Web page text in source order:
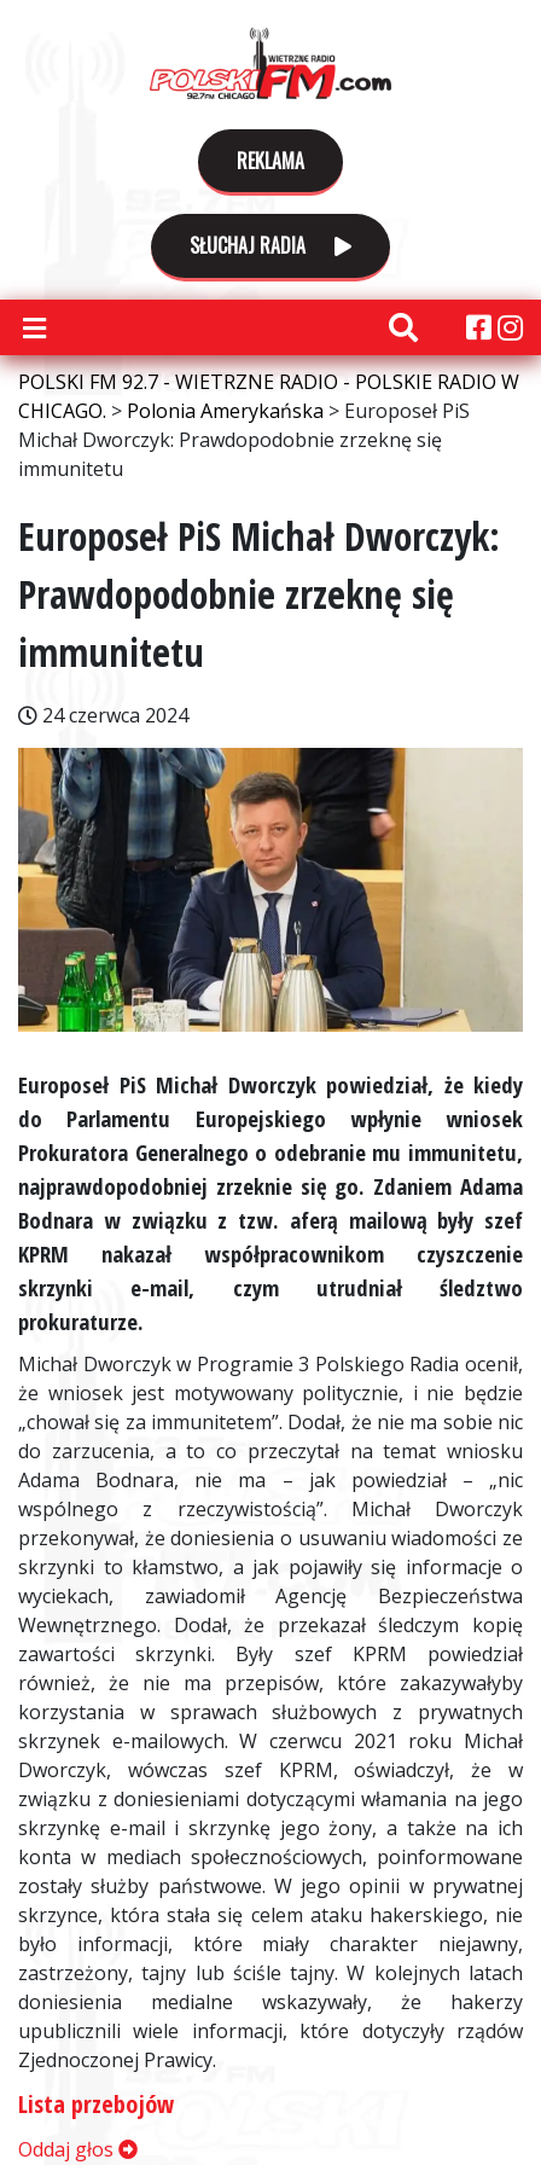
REKLAMA
SŁUCHAJ RADIA
POLSKI FM 92.7 - WIETRZNE RADIO - POLSKIE RADIO W
CHICAGO. > Polonia Amerykańska > Europoseł PiS
Michał Dworczyk: Prawdopodobnie zrzeknę się
immunitetu
Europoseł PiS Michał Dworczyk:
Prawdopodobnie zrzeknę się
immunitetu
24 czerwca 2024
Europoseł PiS Michał Dworczyk powiedział, że kiedy
do Parlamentu Europejskiego wpłynie wniosek
Prokuratora Generalnego o odebranie mu immunitetu,
najprawdopodobniej zrzeknie się go. Zdaniem Adama
Bodnara w związku z tzw. aferą mailową były szef
KPRM nakazał współpracownikom czyszczenie
skrzynki e-mail, czym utrudniał śledztwo
prokuraturze.
Michał Dworczyk w Programie 3 Polskiego Radia ocenił,
że wniosek jest motywowany politycznie, i nie będzie
„chował się za immunitetem”. Dodał, że nie ma sobie nic
do zarzucenia, a to co przeczytał na temat wniosku
Adama Bodnara, nie ma – jak powiedział – „nic
wspólnego z rzeczywistością”. Michał Dworczyk
przekonywał, że doniesienia o usuwaniu wiadomości ze
skrzynki to kłamstwo, a jak pojawiły się informacje o
wyciekach, zawiadomił Agencję Bezpieczeństwa
Wewnętrznego. Dodał, że przekazał śledczym kopię
zawartości skrzynki. Były szef KPRM powiedział
również, że nie ma przepisów, które zakazywałyby
korzystania w sprawach służbowych z prywatnych
skrzynek e-mailowych. W czerwcu 2021 roku Michał
Dworczyk, wówczas szef KPRM, oświadczył, że w
związku z doniesieniami dotyczącymi włamania na jego
skrzynkę e-mail i skrzynkę jego żony, a także na ich
konta w mediach społecznościowych, poinformowane
zostały służby państwowe. W jego opinii w prywatnej
skrzynce, która stała się celem ataku hakerskiego, nie
było informacji, które miały charakter niejawny,
zastrzeżony, tajny lub ściśle tajny. W kolejnych latach
doniesienia medialne wskazywały, że hakerzy
upublicznili wiele informacji, które dotyczyły rządów
Zjednoczonej Prawicy.
Lista przebojów
Oddaj głos